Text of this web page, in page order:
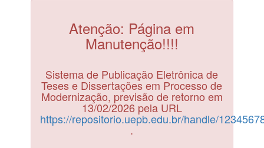
Atenção: Página em
Manutenção!!!!
Sistema de Publicação Eletrônica de
Teses e Dissertações em Processo de
Modernização, previsão de retorno em
13/02/2026 pela URL
https://repositorio.uepb.edu.br/handle/
.